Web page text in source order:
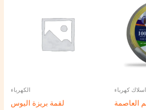
الكهرباء
لقمة بريزة اليوس
اسلاك كهرباء